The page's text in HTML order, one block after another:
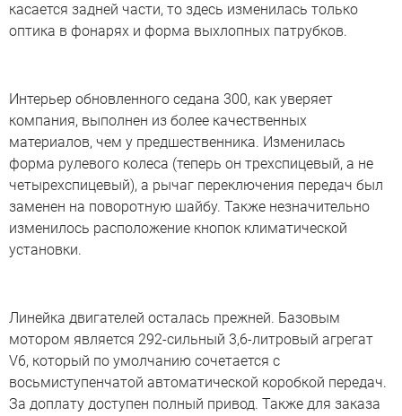
касается задней части, то здесь изменилась только
оптика в фонарях и форма выхлопных патрубков.
Интерьер обновленного седана 300, как уверяет
компания, выполнен из более качественных
материалов, чем у предшественника. Изменилась
форма рулевого колеса (теперь он трехспицевый, а не
четырехспицевый), а рычаг переключения передач был
заменен на поворотную шайбу. Также незначительно
изменилось расположение кнопок климатической
установки.
Линейка двигателей осталась прежней. Базовым
мотором является 292-сильный 3,6-литровый агрегат
V6, который по умолчанию сочетается с
восьмиступенчатой автоматической коробкой передач.
За доплату доступен полный привод. Также для заказа